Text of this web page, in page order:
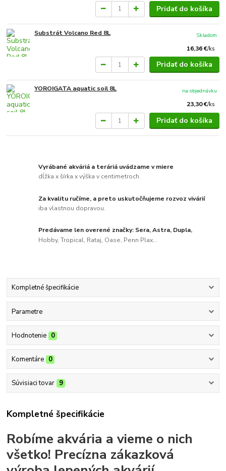
Pridať do košíka
Substrát Volcano Red 8L
16,36 €/ks
Skladom
Pridať do košíka
YOROIGATA aquatic soil 8L
23,30 €/ks
na objednávku
Pridať do košíka
Vyrábané akváriá a teráriá uvádzame v miere
dĺžka x šírka x výška v centimetroch.
Za kvalitu ručíme, a preto uskutočňujeme rozvoz vivárií
iba vlastnou dopravou.
Predávame len overené značky: Sera, Astra, Dupla,
Hobby, Tropical, Rataj, Oase, Penn Plax...
Kompletné špecifikácie
Parametre
Hodnotenie 0
Komentáre 0
Súvisiaci tovar 9
Kompletné špecifikácie
Robíme akvária a vieme o nich
všetko! Precízna zákazková